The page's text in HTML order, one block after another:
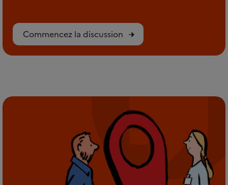
Commencez la discussion